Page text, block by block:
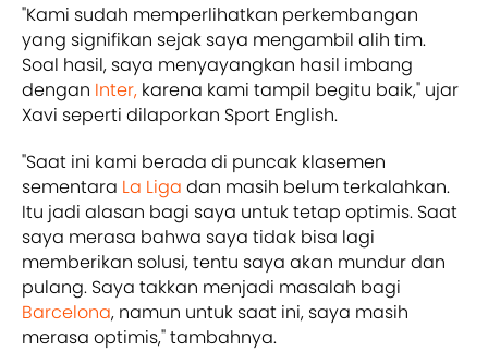
"Kami sudah memperlihatkan perkembangan
yang signifikan sejak saya mengambil alih tim.
Soal hasil, saya menyayangkan hasil imbang
dengan Inter, karena kami tampil begitu baik," ujar
Xavi seperti dilaporkan Sport English.
"Saat ini kami berada di puncak klasemen
sementara La Liga dan masih belum terkalahkan.
Itu jadi alasan bagi saya untuk tetap optimis. Saat
saya merasa bahwa saya tidak bisa lagi
memberikan solusi, tentu saya akan mundur dan
pulang. Saya takkan menjadi masalah bagi
Barcelona, namun untuk saat ini, saya masih
merasa optimis," tambahnya.